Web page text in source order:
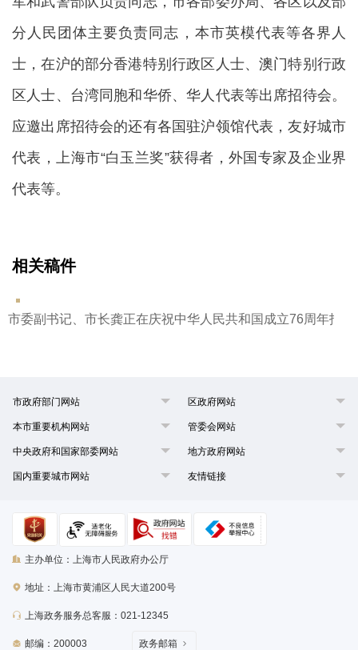
分人民团体主要负责同志，本市英模代表等各界人
士，在沪的部分香港特别行政区人士、澳门特别行政
区人士、台湾同胞和华侨、华人代表等出席招待会。
应邀出席招待会的还有各国驻沪领馆代表，友好城市
代表，上海市“白玉兰奖”获得者，外国专家及企业界
代表等。
相关稿件
市委副书记、市长龚正在庆祝中华人民共和国成立76周年招
市政府部门网站 区政府网站
本市重要机构网站 管委会网站
中央政府和国家部委网站 地方政府网站
国内重要城市网站 友情链接
主办单位：上海市人民政府办公厅
地址：上海市黄浦区人民大道200号
上海政务服务总客服：021-12345
邮编：200003 政务邮箱